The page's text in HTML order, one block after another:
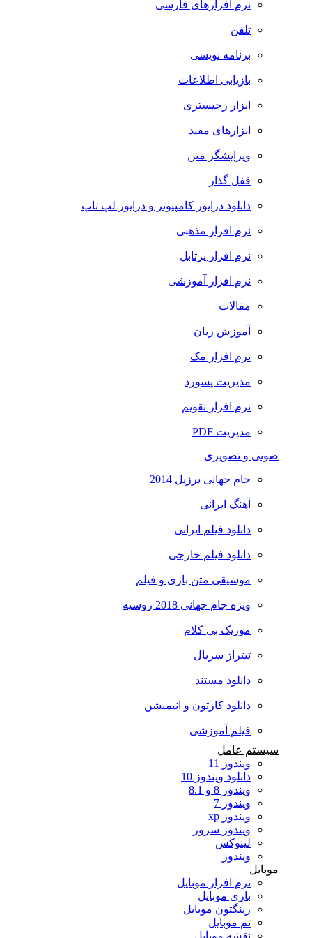
نرم افزارهای فارسی
تلفن
برنامه نویسی
بازیابی اطلاعات
ابزار رجیستری
ابزارهای مفید
ویرایشگر متن
قفل گذار
دانلود درایور کامپیوتر و درایور لپ تاپ
نرم افزار مذهبی
نرم افزار پرتابل
نرم افزار آموزشی
مقالات
آموزش زبان
نرم افزار مک
مدیریت پسورد
نرم افزار تقویم
مدیریت PDF
صوتی و تصویری
جام جهانی برزیل 2014
آهنگ ایرانی
دانلود فیلم ایرانی
دانلود فیلم خارجی
موسیقی متن بازی و فیلم
ویژه جام جهانی 2018 روسیه
موزیک بی کلام
تیتراژ سریال
دانلود مستند
دانلود کارتون و انیمیشن
فیلم آموزشی
سیستم عامل
ویندوز 11
دانلود ویندوز 10
ویندوز 8 و 8.1
ویندوز 7
ویندوز xp
ویندوز سرور
لینوکس
ویندوز
موبایل
نرم افزار موبایل
بازی موبایل
رینگتون موبایل
تم موبایل
نقشه موبایل